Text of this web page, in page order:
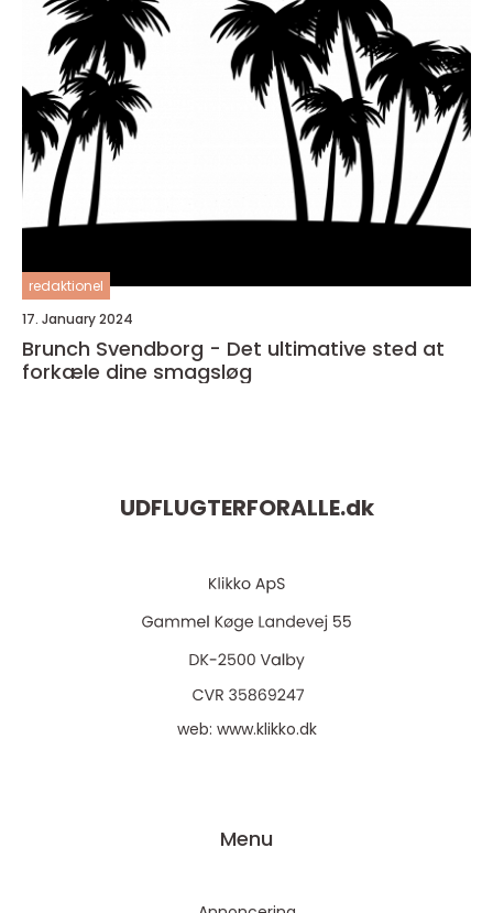
redaktionel
17. January 2024
Brunch Svendborg - Det ultimative sted at
forkæle dine smagsløg
UDFLUGTERFORALLE.dk
web: www.klikko.dk
Menu